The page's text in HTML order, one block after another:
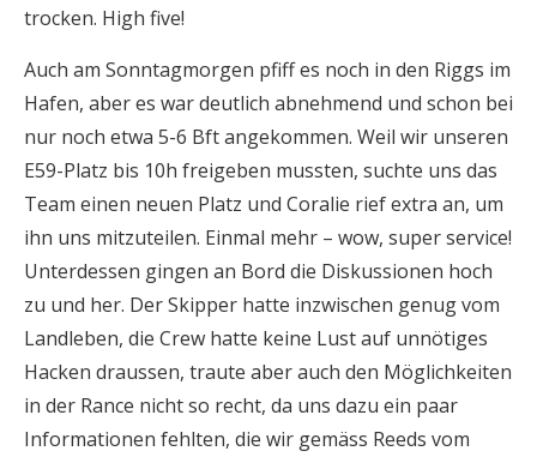
trocken. High five!
Auch am Sonntagmorgen pfiff es noch in den Riggs im
Hafen, aber es war deutlich abnehmend und schon bei
nur noch etwa 5-6 Bft angekommen. Weil wir unseren
E59-Platz bis 10h freigeben mussten, suchte uns das
Team einen neuen Platz und Coralie rief extra an, um
ihn uns mitzuteilen. Einmal mehr – wow, super service!
Unterdessen gingen an Bord die Diskussionen hoch
zu und her. Der Skipper hatte inzwischen genug vom
Landleben, die Crew hatte keine Lust auf unnötiges
Hacken draussen, traute aber auch den Möglichkeiten
in der Rance nicht so recht, da uns dazu ein paar
Informationen fehlten, die wir gemäss Reeds vom